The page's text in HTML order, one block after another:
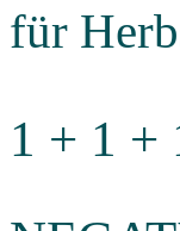
für
1 + 1 +